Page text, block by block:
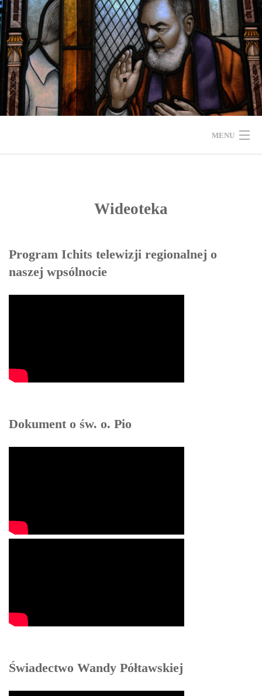
Skip
to
content
MENU
ŚWIADECTWA
Wideoteka
Program Ichits telewizji regionalnej o
naszej wpsólnocie
Dokument o św. o. Pio
Świadectwo Wandy Półtawskiej